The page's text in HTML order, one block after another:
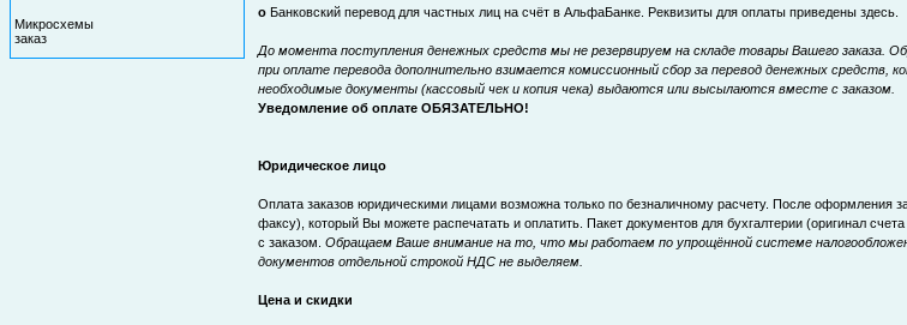
Микросхемы
заказ
o Банковский перевод для частных лиц на счёт в АльфаБанке. Реквизиты для оплаты приведены здесь
До момента поступления денежных средств мы не резервируем на складе товары Вашего заказа.
при оплате перевода дополнительно взимается комиссионный сбор за перевод денежных
необходимые документы (кассовый чек и копия чека) выдаются или высылаются вместе с заказом.
Уведомление об оплате ОБЯЗАТЕЛЬНО!
Юридическое лицо
Оплата заказов юридическими лицами возможна только по безналичному расчету. После оформления
факсу), который Вы можете распечатать и оплатить. Пакет документов для бухгалтерии (оригинал
с заказом. Обращаем Ваше внимание на то, что мы работаем по упрощённой системе
документов отдельной строкой НДС не выделяем.
Цена и скидки